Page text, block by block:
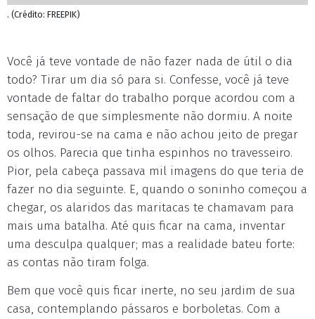
. (Crédito: FREEPIK)
Você já teve vontade de não fazer nada de útil o dia
todo? Tirar um dia só para si. Confesse, você já teve
vontade de faltar do trabalho porque acordou com a
sensação de que simplesmente não dormiu. A noite
toda, revirou-se na cama e não achou jeito de pregar
os olhos. Parecia que tinha espinhos no travesseiro.
Pior, pela cabeça passava mil imagens do que teria de
fazer no dia seguinte. E, quando o soninho começou a
chegar, os alaridos das maritacas te chamavam para
mais uma batalha. Até quis ficar na cama, inventar
uma desculpa qualquer; mas a realidade bateu forte:
as contas não tiram folga.
Bem que você quis ficar inerte, no seu jardim de sua
casa, contemplando pássaros e borboletas. Com a